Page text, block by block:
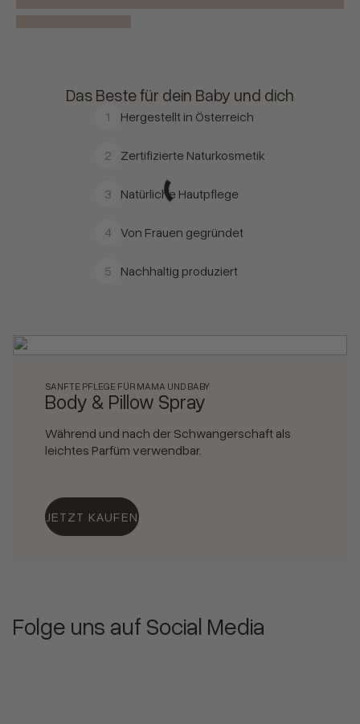
Das Beste für dein Baby und dich
1 Hergestellt in Österreich
2 Zertifizierte Naturkosmetik
3 Natürliche Hautpflege
4 Von Frauen gegründet
5 Nachhaltig produziert
SANFTE PFLEGE FÜR MAMA UND BABY
Body & Pillow Spray
Während und nach der Schwangerschaft als
leichtes Parfüm verwendbar.
JETZT KAUFEN
Folge uns auf Social Media